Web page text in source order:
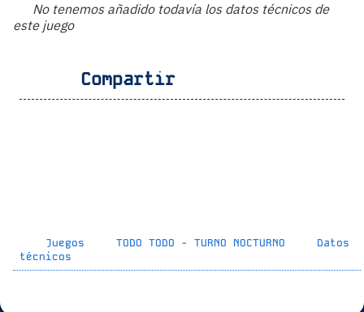
No tenemos añadido todavía los datos técnicos de
este juego
Compartir
Juegos TODO TODO - TURNO NOCTURNO
Datos
técnicos